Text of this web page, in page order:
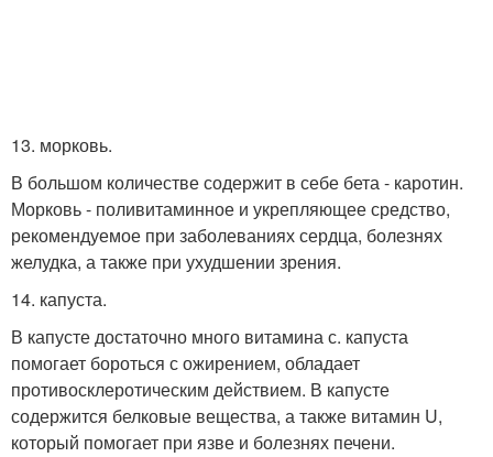
13. морковь.
В большом количестве содержит в себе бета - каротин.
Морковь - поливитаминное и укрепляющее средство,
рекомендуемое при заболеваниях сердца, болезнях
желудка, а также при ухудшении зрения.
14. капуста.
В капусте достаточно много витамина с. капуста
помогает бороться с ожирением, обладает
противосклеротическим действием. В капусте
содержится белковые вещества, а также витамин U,
который помогает при язве и болезнях печени.